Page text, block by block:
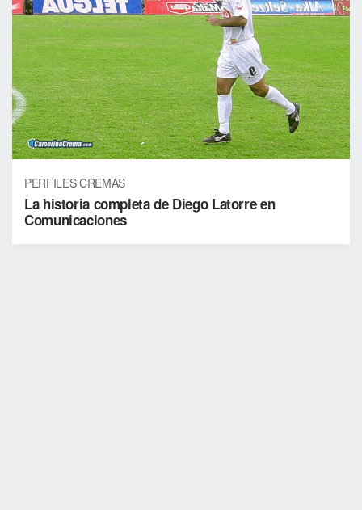
PERFILES CREMAS
La historia completa de Diego Latorre en
Comunicaciones